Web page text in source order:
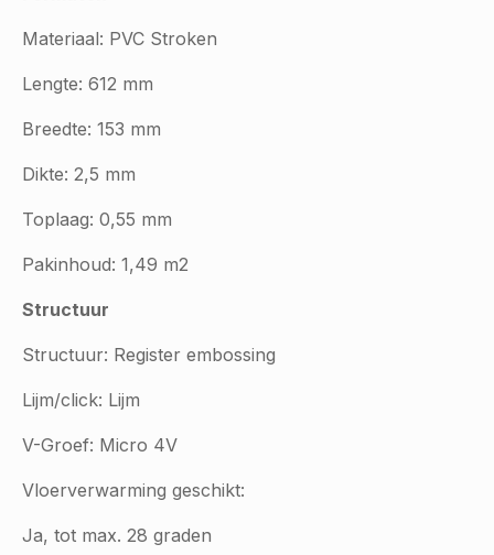
Materiaal: PVC Stroken
Lengte: 612 mm
Breedte: 153 mm
Dikte: 2,5 mm
Toplaag: 0,55 mm
Pakinhoud: 1,49 m2
Structuur
Structuur: Register embossing
Lijm/click: Lijm
V-Groef: Micro 4V
Vloerverwarming geschikt:
Ja, tot max. 28 graden